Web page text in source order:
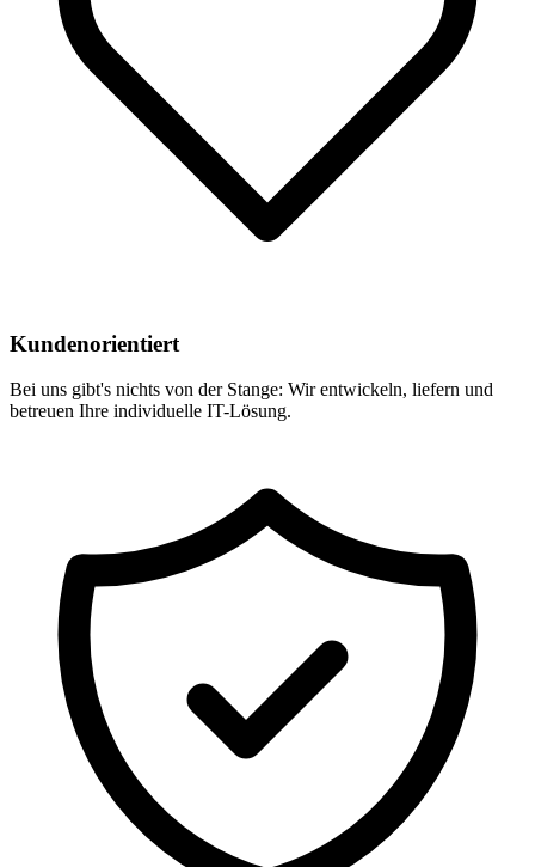
Kundenorientiert
Bei uns gibt's nichts von der Stange: Wir entwickeln, liefern und
betreuen Ihre individuelle IT-Lösung.